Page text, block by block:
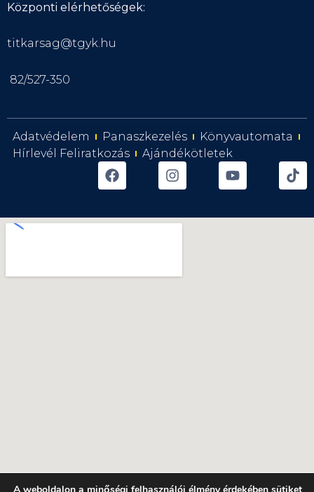
Központi elérhetőségek:
titkarsag@tgyk.hu
82/527-350
Adatvédelem Panaszkezelés
Könyvautomata
Hírlevél Feliratkozás
Ajándékötletek